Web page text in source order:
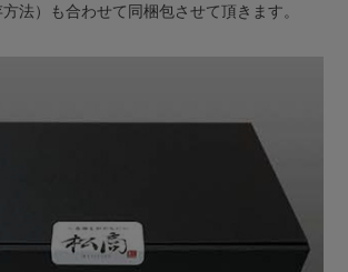
方法）も合わせて同梱包させて頂きます。